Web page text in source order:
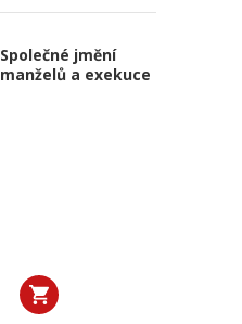
Společné jmění
manželů a exekuce